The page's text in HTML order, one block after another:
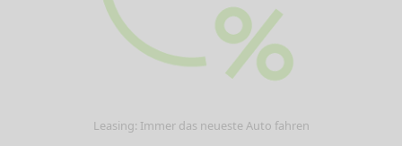
Leasing: Immer das neueste Auto fahren